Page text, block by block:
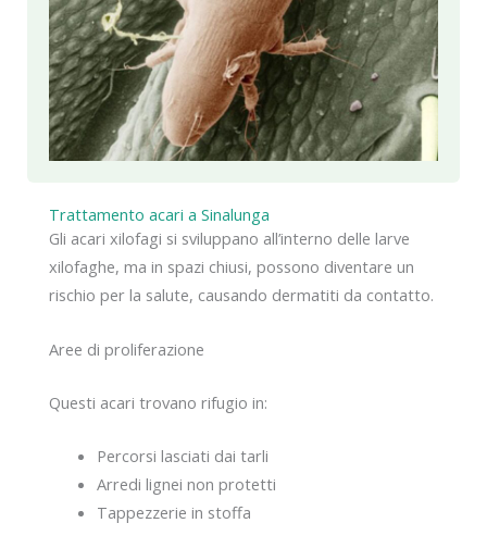
Trattamento acari a Sinalunga
Gli acari xilofagi si sviluppano all’interno delle larve
xilofaghe, ma in spazi chiusi, possono diventare un
rischio per la salute, causando dermatiti da contatto.
Aree di proliferazione
Questi acari trovano rifugio in:
Percorsi lasciati dai tarli
Arredi lignei non protetti
Tappezzerie in stoffa